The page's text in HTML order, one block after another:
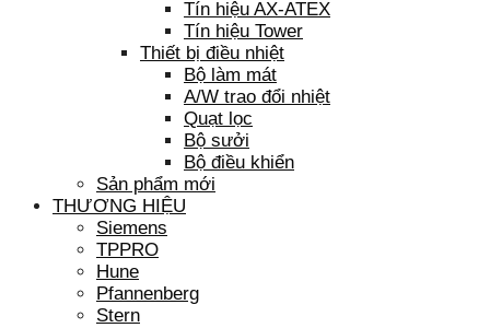
Tín hiệu AX-ATEX
Tín hiệu Tower
Thiết bị điều nhiệt
Bộ làm mát
A/W trao đổi nhiệt
Quạt lọc
Bộ sưởi
Bộ điều khiển
Sản phẩm mới
THƯƠNG HIỆU
Siemens
TPPRO
Hune
Pfannenberg
Stern